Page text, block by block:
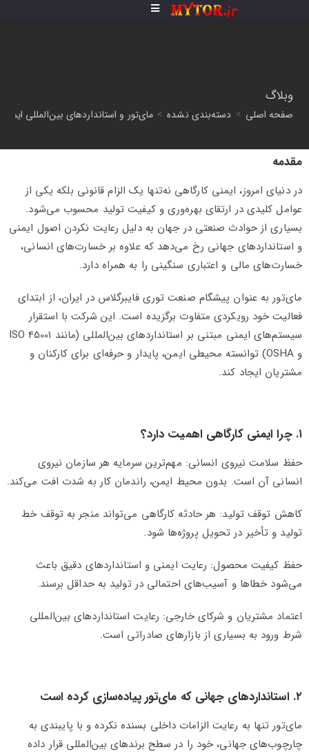
وبلاگ
صفحه اصلی > دسته‌بندی نشده > مای‌تور و استانداردهای بین‌المللی
مقدمه
در دنیای امروز، ایمنی کارگاهی نه‌تنها یک الزام قانونی بلکه یکی از
عوامل کلیدی در ارتقای بهره‌وری و کیفیت تولید محسوب می‌شود.
بسیاری از حوادث صنعتی در جهان به دلیل رعایت نکردن اصول ایمنی
و استانداردهای جهانی رخ می‌دهد که علاوه بر خسارت‌های انسانی،
خسارت‌های مالی و اعتباری سنگینی را به همراه دارد.
مای‌تور به عنوان پیشگام صنعت توری فایبرگلاس در ایران، از ابتدای
فعالیت خود رویکردی متفاوت برگزیده است. این شرکت با استقرار
سیستم‌های ایمنی مبتنی بر استانداردهای بین‌المللی (مانند ISO 45001
و OSHA) توانسته محیطی ایمن، پایدار و حرفه‌ای برای کارکنان و
مشتریان ایجاد کند.
۱. چرا ایمنی کارگاهی اهمیت دارد؟
حفظ سلامت نیروی انسانی: مهم‌ترین سرمایه هر سازمان نیروی
انسانی آن است. بدون محیط ایمن، راندمان کار به شدت افت می‌کند.
کاهش توقف تولید: هر حادثه کارگاهی می‌تواند منجر به توقف خط
تولید و تأخیر در تحویل پروژه‌ها شود.
حفظ کیفیت محصول: رعایت ایمنی و استانداردهای دقیق باعث
می‌شود خطاها و آسیب‌های احتمالی در تولید به حداقل برسند.
اعتماد مشتریان و شرکای خارجی: رعایت استانداردهای بین‌المللی
شرط ورود به بسیاری از بازارهای صادراتی است.
۲. استانداردهای جهانی که مای‌تور پیاده‌سازی کرده است
مای‌تور تنها به رعایت الزامات داخلی بسنده نکرده و با پایبندی به
چارچوب‌های جهانی، خود را در سطح برندهای بین‌المللی قرار داده